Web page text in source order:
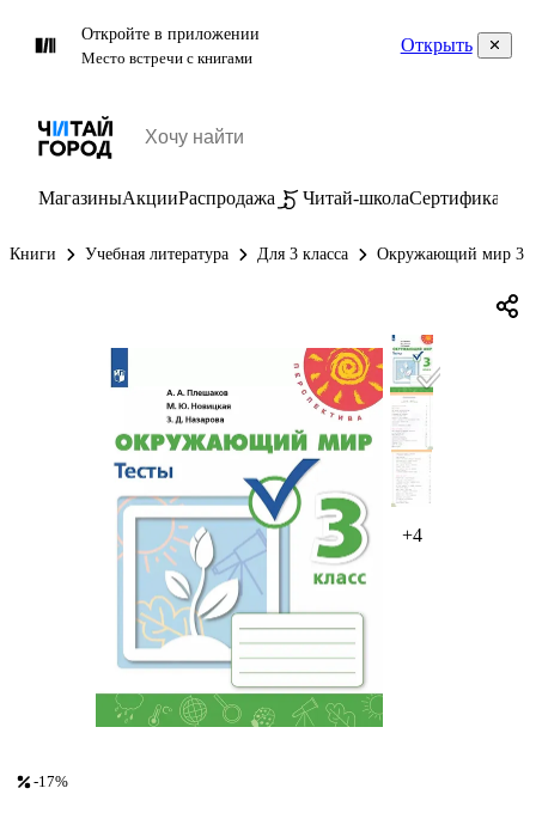
Откройте в приложении
Место встречи с книгами
Открыть
МагазиныАкцииРаспродажа Читай-школаСертификаты
Книги Учебная литература Для 3 класса Окружающий мир 3
+4
-17%